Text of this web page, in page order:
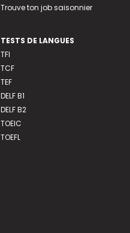
Trouve ton job saisonnier
TESTS DE LANGUES
TFI
TCF
TEF
DELF B1
DELF B2
TOEIC
TOEFL